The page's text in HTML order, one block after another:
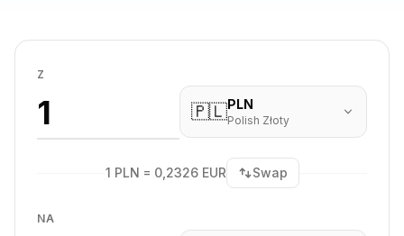
Z
🇵🇱PLN
Polish Złoty
1 PLN = 0,2326 EUR Swap
NA